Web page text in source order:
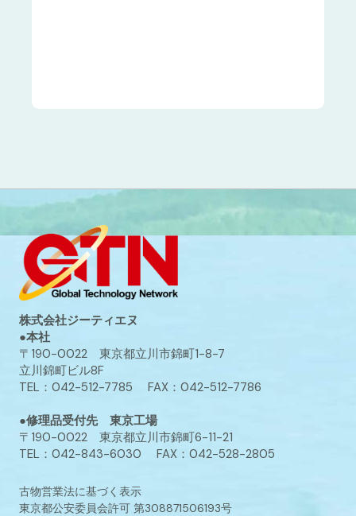
株式会社ジーティエヌ
●本社
〒190-0022 東京都立川市錦町1-8-7
立川錦町ビル8F
TEL：042-512-7785 FAX：042-512-7786
●修理品受付先 東京工場
〒190-0022 東京都立川市錦町6-11-21
TEL：042-843-6030 FAX：042-528-2805
古物営業法に基づく表示
東京都公安委員会許可 第308871506193号